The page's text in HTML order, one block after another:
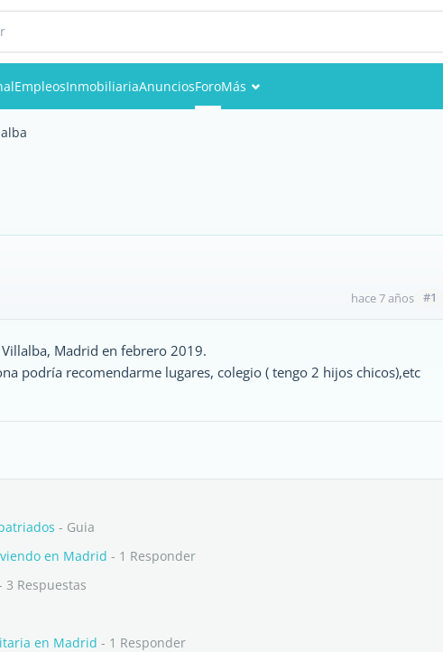
EmpleosInmobiliariaAnunciosForoMás
hace 7 años #1
Madrid en febrero 2019.
podría recomendarme lugares, colegio ( tengo 2 hijos chicos),etc
- Guia
en Madrid - 1 Responder
3 Respuestas
en Madrid - 1 Responder